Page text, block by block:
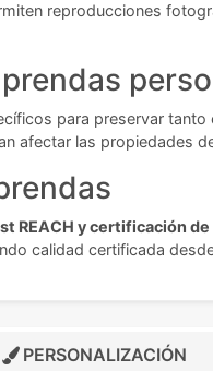
reproducciones
para preservar
afectar las propiedades
REACH y certificación
calidad certificada
PERSONALIZACIÓN